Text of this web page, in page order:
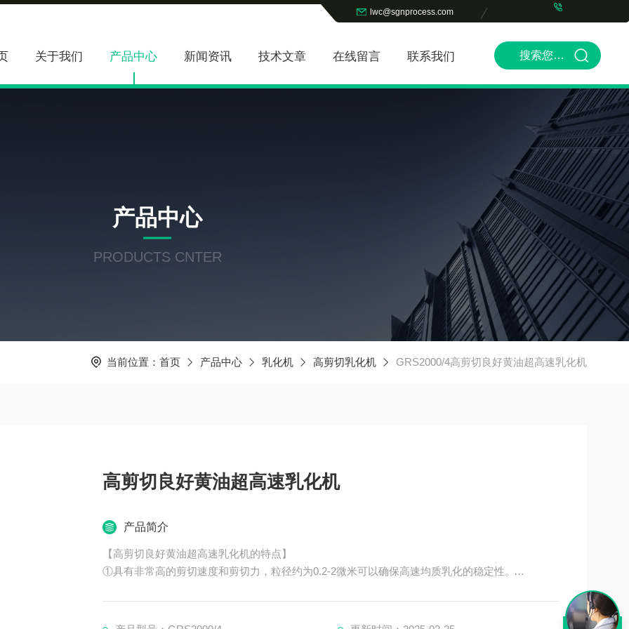
lwc@sgnprocess.com
关于我们 产品中心 新闻资讯 技术文章 在线留言 联系我们
产品中心
PRODUCTS CNTER
当前位置： 首页 产品中心 乳化机 高剪切乳化机 GRS2000/4高剪切良好黄油超高速乳化机
高剪切良好黄油超高速乳化机
产品简介
【高剪切良好黄油超高速乳化机的特点】
①具有非常高的剪切速度和剪切力，粒径约为0.2-2微米可以确保高速均质乳化的稳定性。
媒介的分解加速。